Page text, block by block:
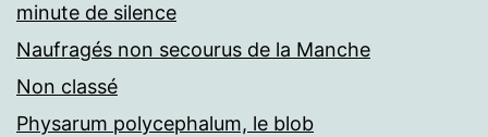
minute de silence
Naufragés non secourus de la Manche
Non classé
Physarum polycephalum, le blob